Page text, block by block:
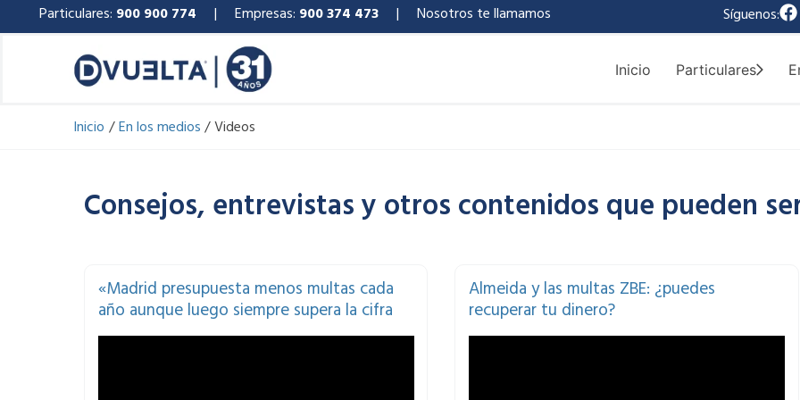
al
Particulares: 900 900 774 | Empresas: 900 374 473| Nosotros te llamamos Síguenos: F
a
e
b
Inicio Particulares
Inicio En los medios Videos
Consejos, entrevistas y otros contenidos que pueden
«Madrid presupuesta menos multas cada
año aunque luego siempre supera la cifra
Almeida y las multas ZBE: ¿puedes
recuperar tu dinero?
Page